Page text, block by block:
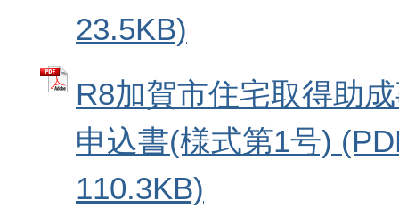
23.5KB)
R8加賀市住宅取得助
申込書(様式第1号)
110.3KB)